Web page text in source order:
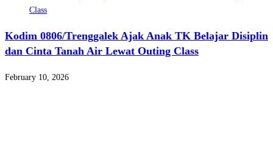
Kodim 0806/Trenggalek Ajak Anak TK Belajar Disiplin
dan Cinta Tanah Air Lewat Outing Class
February 10, 2026